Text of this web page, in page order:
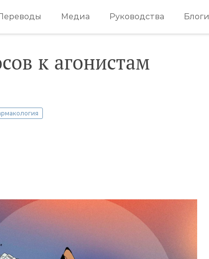
Медиа Руководства Блоги
к агонистам